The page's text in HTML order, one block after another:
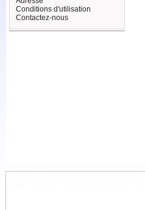
Conditions d'utilisation
Contactez-nous